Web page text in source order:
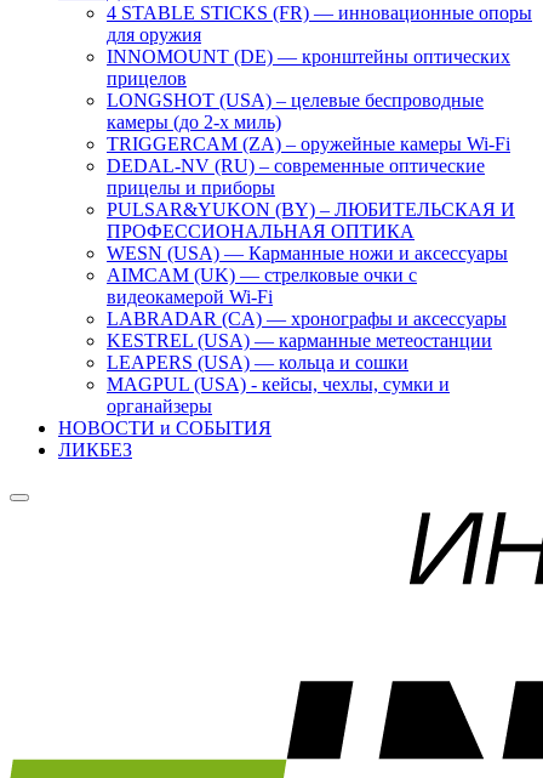
4 STABLE STICKS (FR) — инновационные опоры
для оружия
INNOMOUNT (DE) — кронштейны оптических
прицелов
LONGSHOT (USA) – целевые беспроводные
камеры (до 2-х миль)
TRIGGERCAM (ZA) – оружейные камеры Wi-Fi
DEDAL-NV (RU) – современные оптические
прицелы и приборы
PULSAR&YUKON (BY) – ЛЮБИТЕЛЬСКАЯ И
ПРОФЕССИОНАЛЬНАЯ ОПТИКА
WESN (USA) — Карманные ножи и аксессуары
AIMCAM (UK) — стрелковые очки с
видеокамерой Wi-Fi
LABRADAR (CA) — хронографы и аксессуары
KESTREL (USA) — карманные метеостанции
LEAPERS (USA) — кольца и сошки
MAGPUL (USA) - кейсы, чехлы, сумки и
органайзеры
НОВОСТИ и СОБЫТИЯ
ЛИКБЕЗ